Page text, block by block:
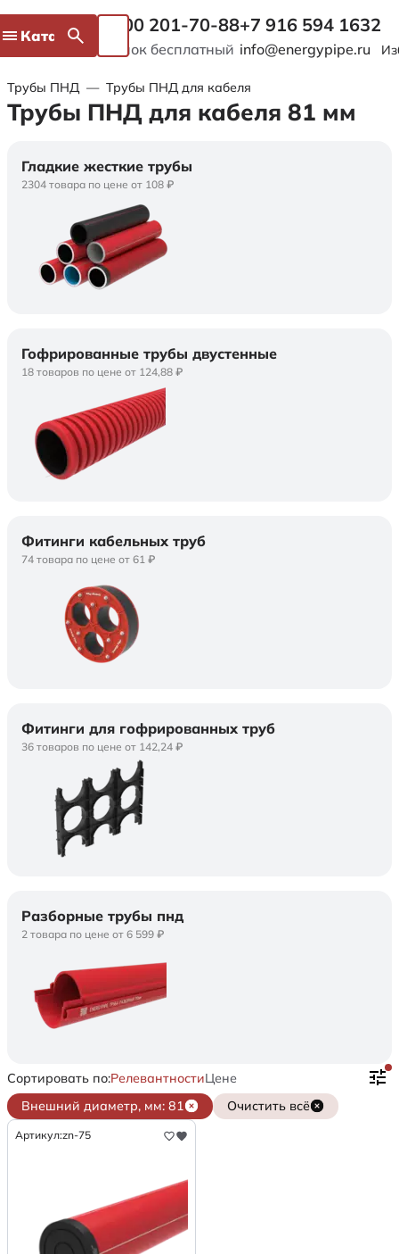
Каталог 8 800 201-70-88
Звонок бесплатный
+7 916 594 1632
info@energypipe.ru
Трубы ПНД — Трубы ПНД для кабеля
Трубы ПНД для кабеля 81 мм
Гладкие жесткие трубы
2304 товара по цене от 108 ₽
Гофрированные трубы двустенные
18 товаров по цене от 124,88 ₽
Фитинги кабельных труб
74 товара по цене от 61 ₽
Фитинги для гофрированных труб
36 товаров по цене от 142,24 ₽
Разборные трубы пнд
2 товара по цене от 6 599 ₽
Сортировать по:РелевантностиЦене
Внешний диаметр, мм: 81
Очистить всё
Артикул:zn-75